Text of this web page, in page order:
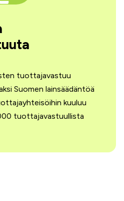
tuottajavastuu
Suomen lainsäädäntöä
kuuluu
tuottajavastuullista